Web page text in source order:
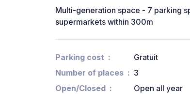
Multi-generation space - 7 parking
supermarkets within 300m
Parking cost
Gratuit
Number of places
3
Open/Closed
Open all year